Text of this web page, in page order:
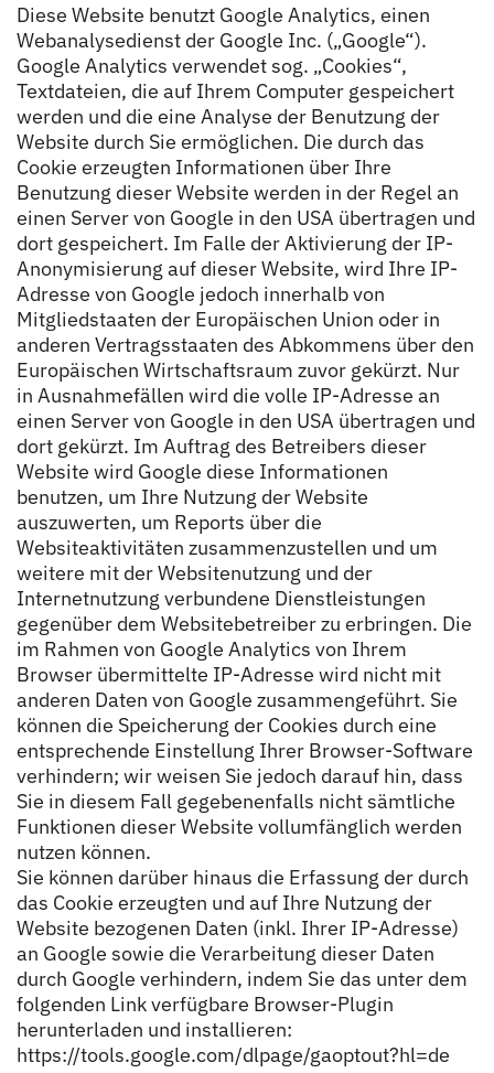
Diese Website benutzt Google Analytics, einen
Webanalysedienst der Google Inc. („Google“).
Google Analytics verwendet sog. „Cookies“,
Textdateien, die auf Ihrem Computer gespeichert
werden und die eine Analyse der Benutzung der
Website durch Sie ermöglichen. Die durch das
Cookie erzeugten Informationen über Ihre
Benutzung dieser Website werden in der Regel an
einen Server von Google in den USA übertragen und
dort gespeichert. Im Falle der Aktivierung der IP-
Anonymisierung auf dieser Website, wird Ihre IP-
Adresse von Google jedoch innerhalb von
Mitgliedstaaten der Europäischen Union oder in
anderen Vertragsstaaten des Abkommens über den
Europäischen Wirtschaftsraum zuvor gekürzt. Nur
in Ausnahmefällen wird die volle IP-Adresse an
einen Server von Google in den USA übertragen und
dort gekürzt. Im Auftrag des Betreibers dieser
Website wird Google diese Informationen
benutzen, um Ihre Nutzung der Website
auszuwerten, um Reports über die
Websiteaktivitäten zusammenzustellen und um
weitere mit der Websitenutzung und der
Internetnutzung verbundene Dienstleistungen
gegenüber dem Websitebetreiber zu erbringen. Die
im Rahmen von Google Analytics von Ihrem
Browser übermittelte IP-Adresse wird nicht mit
anderen Daten von Google zusammengeführt. Sie
können die Speicherung der Cookies durch eine
entsprechende Einstellung Ihrer Browser-Software
verhindern; wir weisen Sie jedoch darauf hin, dass
Sie in diesem Fall gegebenenfalls nicht sämtliche
Funktionen dieser Website vollumfänglich werden
nutzen können.
Sie können darüber hinaus die Erfassung der durch
das Cookie erzeugten und auf Ihre Nutzung der
Website bezogenen Daten (inkl. Ihrer IP-Adresse)
an Google sowie die Verarbeitung dieser Daten
durch Google verhindern, indem Sie das unter dem
folgenden Link verfügbare Browser-Plugin
herunterladen und installieren:
https://tools.google.com/dlpage/gaoptout?hl=de